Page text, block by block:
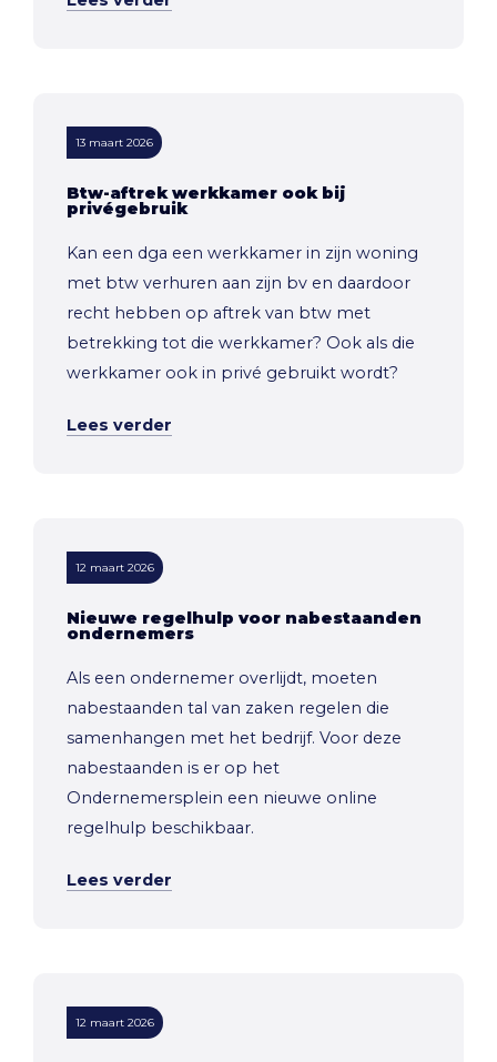
13 maart 2026
Btw-aftrek werkkamer ook bij
privégebruik
Kan een dga een werkkamer in zijn woning
met btw verhuren aan zijn bv en daardoor
recht hebben op aftrek van btw met
betrekking tot die werkkamer? Ook als die
werkkamer ook in privé gebruikt wordt?
Lees verder
12 maart 2026
Nieuwe regelhulp voor nabestaanden
ondernemers
Als een ondernemer overlijdt, moeten
nabestaanden tal van zaken regelen die
samenhangen met het bedrijf. Voor deze
nabestaanden is er op het
Ondernemersplein een nieuwe online
regelhulp beschikbaar.
Lees verder
12 maart 2026